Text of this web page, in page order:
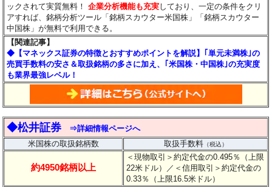
ックされて実質無料！企業分析機能も充実しており、一定の条件をクリ
アすれば、銘柄分析ツール「銘柄スカウター米国株」「銘柄スカウター
中国株」が無料で利用できる。
【関連記事】
◆【マネックス証券の特徴とおすすめポイントを解説】｢単元未満株｣の
売買手数料の安さ＆取扱銘柄の多さに加え、｢米国株・中国株｣の充実度
も業界最強レベル！
◆松井証券
⇒詳細情報ページへ
米国株の取扱銘柄数
取扱手数料（税込）
約4950銘柄以上
＜現物取引＞約定代金の0.495％（上限
22米ドル）
／＜信用取引＞約定代金の
0.33％（上限16.5米ドル）